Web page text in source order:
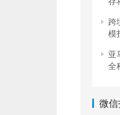
跨
模
亚
全
微